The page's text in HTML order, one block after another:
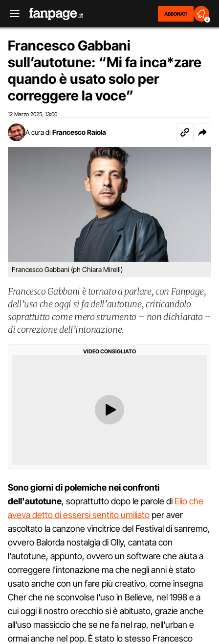
ABBONATI
2
Francesco Gabbani
sull’autotune: “Mi fa inca*zare
quando è usato solo per
correggere la voce”
12 Marzo 2025 13:00
A cura di Francesco Raiola
Francesco Gabbani (ph Chiara Mirelli)
Francesco Gabbani è tornato a parlare, con Fanpage,
dell’uso che oggi si fa dell’autotune, criticandolo
soprattutto come mero strumento – non dichiarato –
di correzione dell’intonazione.
VIDEO CONSIGLIATO
Sono giorni di polemiche nei confronti
dell'autotune, soprattutto dopo le parole di Elio che
aveva detto di essersi sentito umiliato per aver
ascoltato la canzone vincitrice del Festival di sanremo,
ovvero Balorda nostalgia di Olly, cantata con
l'autotune, appunto, ovvero un software che aiuta a
correggere l'intonazione ma che negli anni è stato
usato anche con un fare più creativo, come insegna
Cher che ne sconvolse l'uso in Believe, nel 1998 e a
cui oggi il nostro orecchio si è abituato, grazie anche
all'uso massiccio che se ne fa nel rap, nell'urban e
ormai anche nel pop. È stato lo stesso Francesco